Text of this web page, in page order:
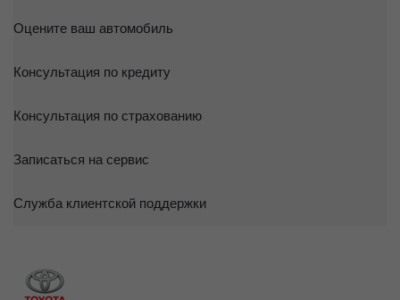
Оцените ваш автомобиль
Консультация по кредиту
Консультация по страхованию
Записаться на сервис
Служба клиентской поддержки